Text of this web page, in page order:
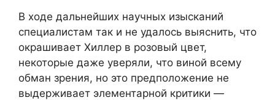
В ходе дальнейших научных изысканий
специалистам так и не удалось выяснить, что
окрашивает Хиллер в розовый цвет,
некоторые даже уверяли, что виной всему
обман зрения, но это предположение не
выдерживает элементарной критики —